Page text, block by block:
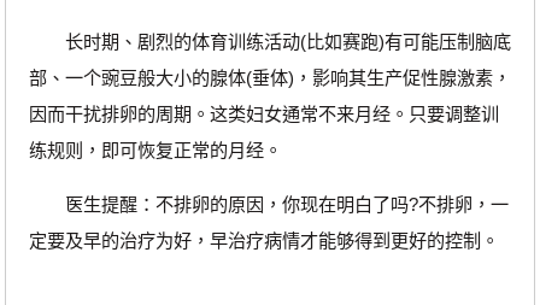
长时期、剧烈的体育训练活动(比如赛跑)有可能压制脑底
部、一个豌豆般大小的腺体(垂体)，影响其生产促性腺激素，
因而干扰排卵的周期。这类妇女通常不来月经。只要调整训
练规则，即可恢复正常的月经。
医生提醒：不排卵的原因，你现在明白了吗?不排卵，一
定要及早的治疗为好，早治疗病情才能够得到更好的控制。